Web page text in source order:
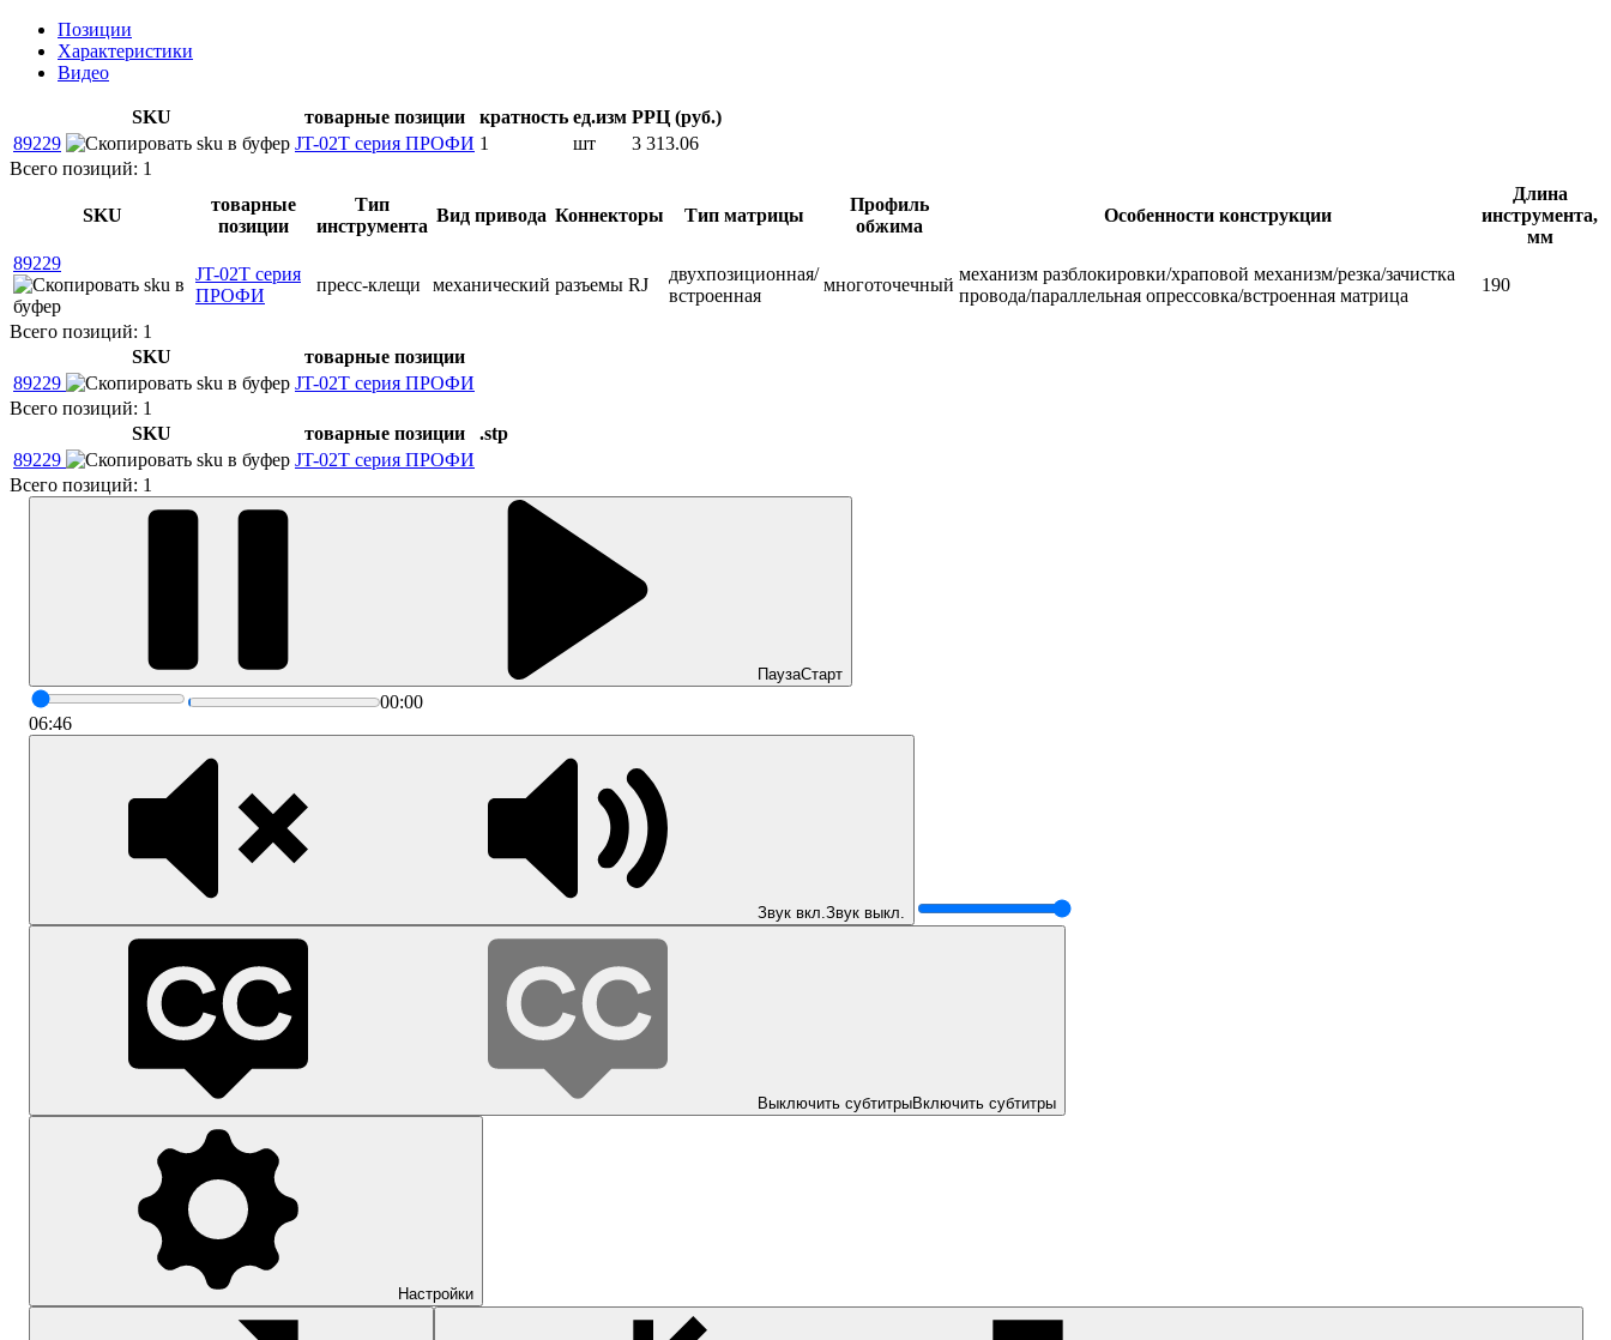
Позиции
Характеристики
Видео
SKU товарные позиции кратность ед.изм РРЦ (руб.)
89229
JT-02T серия ПРОФИ 1 шт
3 313.06
Всего позиций: 1
SKU
товарные
позиции
Тип
инструмента
Вид привода Коннекторы Тип матрицы
Профиль
обжима
Особенности конструкции
Длина
инструмента,
мм
89229
JT-02T серия
ПРОФИ
пресс-клещи механический разъемы RJ
двухпозиционная/
встроенная
многоточечный
механизм разблокировки/храповой механизм/резка/зачистка
провода/параллельная опрессовка/встроенная матрица
190
Всего позиций: 1
SKU
товарные позиции
89229
JT-02T серия ПРОФИ
Всего позиций: 1
SKU
товарные позиции
.stp
89229
JT-02T серия ПРОФИ
Всего позиций: 1
ПаузаСтарт
00:00
06:46
Звук вкл. Звук выкл.
Выключить субтитрыВключить субтитры
Настройки